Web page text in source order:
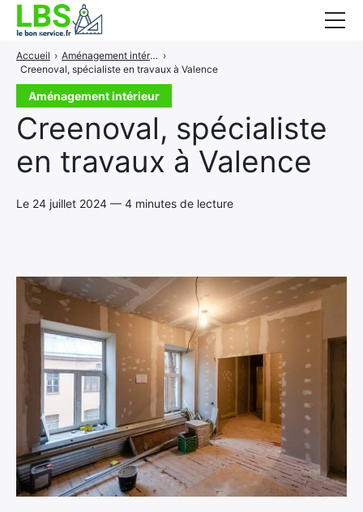
Aménagement intérieur
Creenoval, spécialiste
en travaux à Valence
Le 24 juillet 2024 — 4 minutes de lecture
Accueil › Aménagement intérieur ›
Creenoval, spécialiste en travaux à Valence
Gros oeuvre
Second oeuvre
Aménagement intérieur
Piscine et jardin
Services associés